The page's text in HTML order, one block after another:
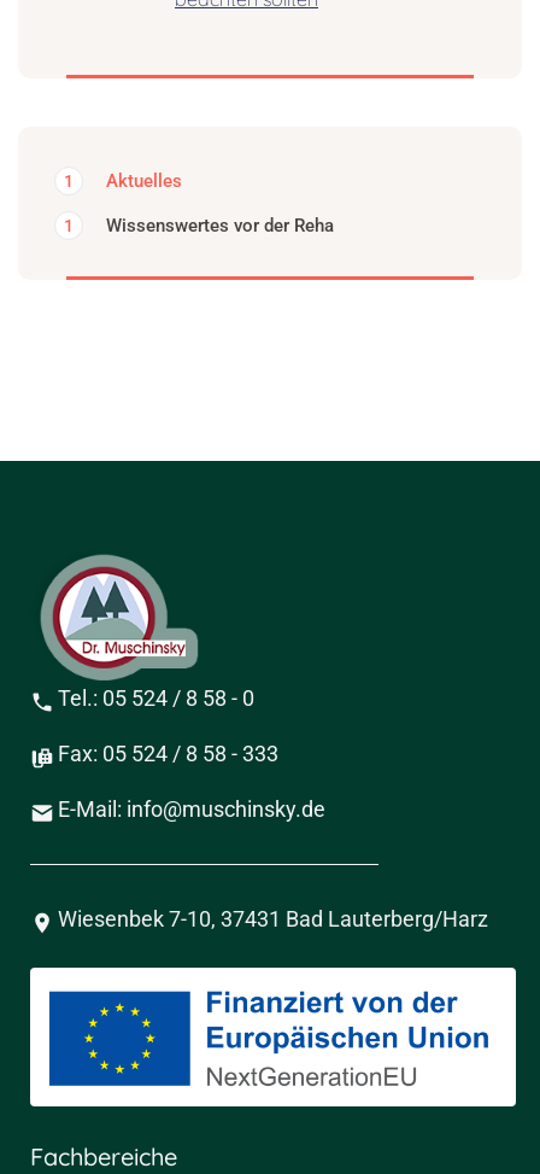
Aktuelles
1
Wissenswertes vor der Reha
1
Tel.: 05 524 / 8 58 - 0
Fax: 05 524 / 8 58 - 333
E-Mail: info@muschinsky.de
Wiesenbek 7-10, 37431 Bad Lauterberg/Harz
Fachbereiche